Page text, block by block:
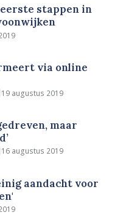
stappen in
via online
19 augustus 2019
maar
16 augustus 2019
aandacht voor